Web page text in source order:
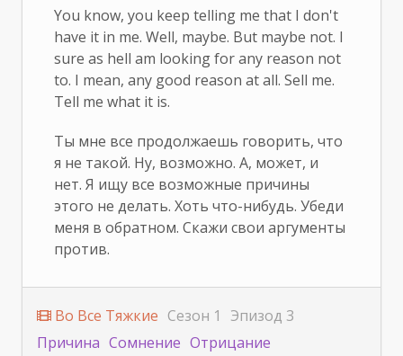
You know, you keep telling me that I don't
have it in me. Well, maybe. But maybe not. I
sure as hell am looking for any reason not
to. I mean, any good reason at all. Sell me.
Tell me what it is.
Ты мне все продолжаешь говорить, что
я не такой. Ну, возможно. А, может, и
нет. Я ищу все возможные причины
этого не делать. Хоть что-нибудь. Убеди
меня в обратном. Скажи свои аргументы
против.
Во Все Тяжкие Сезон 1
Эпизод 3
Причина Сомнение Отрицание